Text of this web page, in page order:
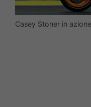
Casey Stoner in